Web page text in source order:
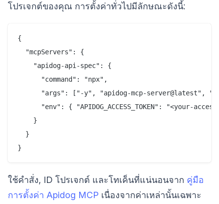
โปรเจกต์ของคุณ การตั้งค่าทั่วไปมีลักษณะดังนี้:
{
  "mcpServers": {
    "apidog-api-spec": {
      "command": "npx",
"args": ["-y", "apidog-mcp-server@latest",
"env": { "APIDOG_ACCESS_TOKEN": "<your-
    }
  }
ใช้คำสั่ง, ID โปรเจกต์ และโทเค็นที่แน่นอนจาก คู่มือ
การตั้งค่า Apidog MCP เนื่องจากค่าเหล่านั้นเฉพาะ